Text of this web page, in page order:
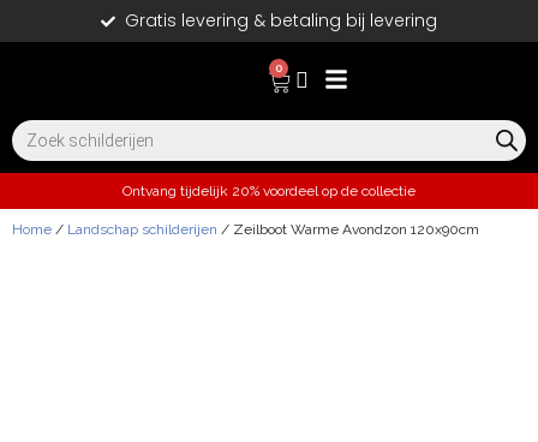
Gratis levering & betaling bij levering
0
Ontvang tijdelijk 20% voordeel op de collectie
Home / Landschap schilderijen / Zeilboot Warme Avondzon 120x90cm